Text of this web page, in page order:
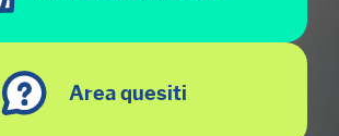
Area quesiti